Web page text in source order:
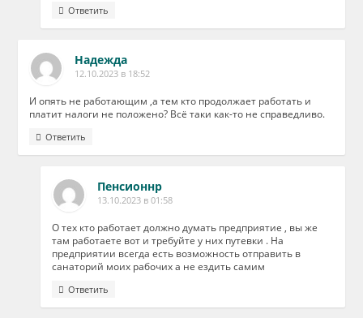
Ответить
Надежда
12.10.2023 в 18:52
И опять не работающим ,а тем кто продолжает работать и
платит налоги не положено? Всё таки как-то не справедливо.
Ответить
Пенсионнр
13.10.2023 в 01:58
О тех кто работает должно думать предприятие , вы же
там работаете вот и требуйте у них путевки . На
предприятии всегда есть возможность отправить в
санаторий моих рабочих а не ездить самим
Ответить